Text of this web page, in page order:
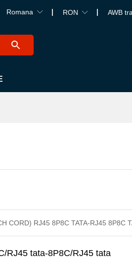
Romana RON AWB
CORD) RJ45 8P8C TATA-RJ45 8P8C
RJ45 tata-8P8C/RJ45 tata